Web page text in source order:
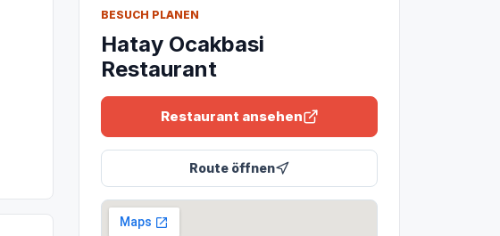
BESUCH PLANEN
Hatay Ocakbasi
Restaurant
Restaurant ansehen
Route öffnen